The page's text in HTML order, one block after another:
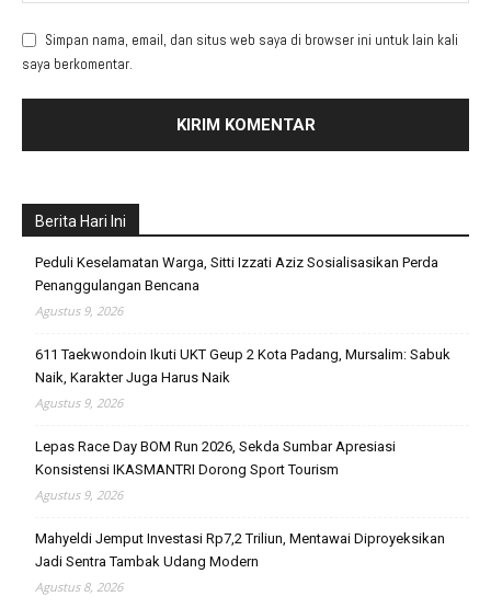
Simpan nama, email, dan situs web saya di browser ini untuk lain kali
saya berkomentar.
Berita Hari Ini
Peduli Keselamatan Warga, Sitti Izzati Aziz Sosialisasikan Perda
Penanggulangan Bencana
Agustus 9, 2026
611 Taekwondoin Ikuti UKT Geup 2 Kota Padang, Mursalim: Sabuk
Naik, Karakter Juga Harus Naik
Agustus 9, 2026
Lepas Race Day BOM Run 2026, Sekda Sumbar Apresiasi
Konsistensi IKASMANTRI Dorong Sport Tourism
Agustus 9, 2026
Mahyeldi Jemput Investasi Rp7,2 Triliun, Mentawai Diproyeksikan
Jadi Sentra Tambak Udang Modern
Agustus 8, 2026